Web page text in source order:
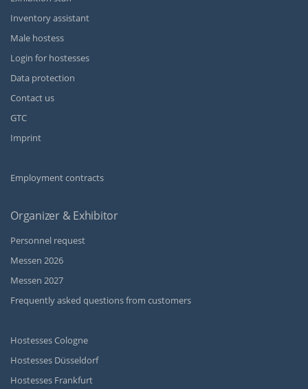
Inventory assistant
Male hostess
Login for hostesses
Data protection
Contact us
GTC
Imprint
Employment contracts
Organizer & Exhibitor
Personnel request
Messen 2026
Messen 2027
Frequently asked questions from customers
Hostesses Cologne
Hostesses Düsseldorf
Hostesses Frankfurt